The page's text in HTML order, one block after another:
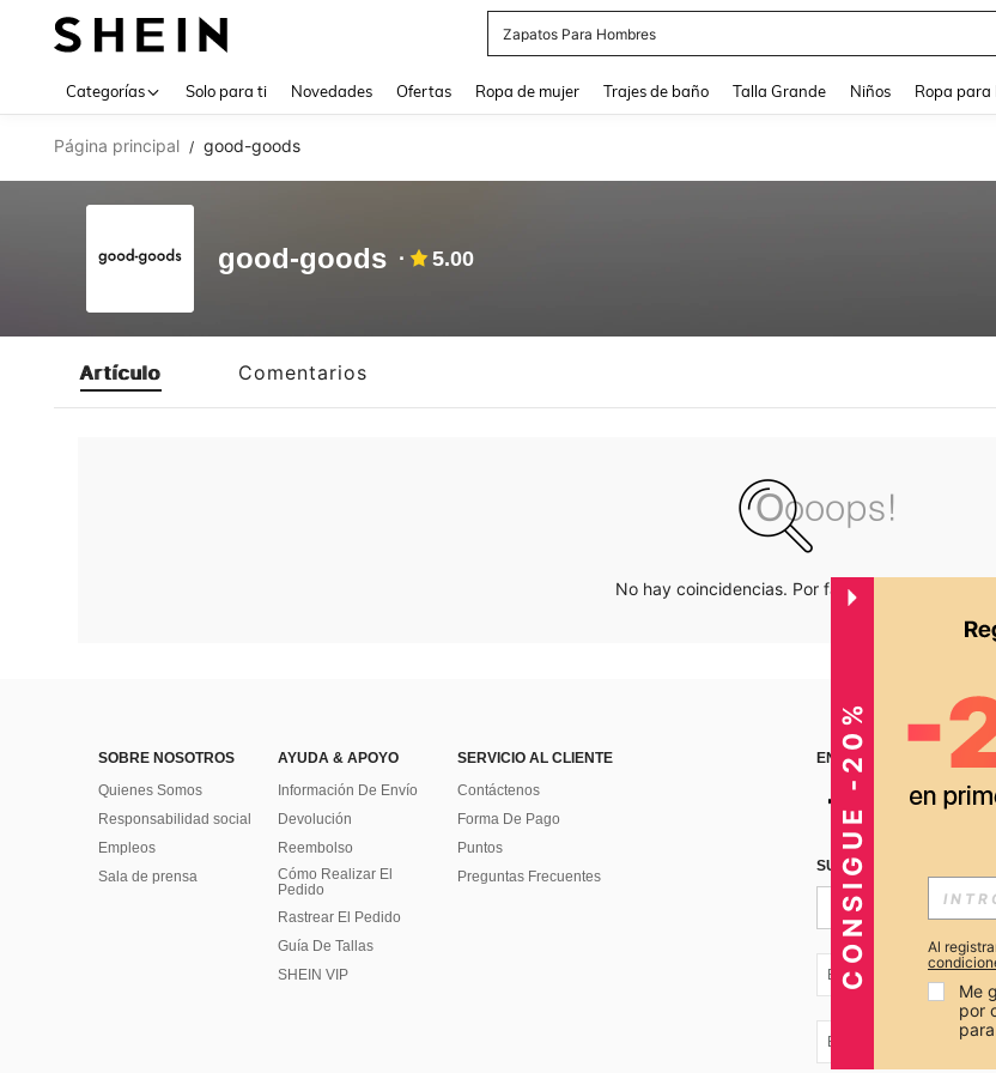
Zapatos Para Hombres
Categorías Solo para ti Novedades Ofertas Ropa de mujer Trajes de baño Talla Grande Niños Ropa para
Página principal / good-goods
good-goods 5.00
Artículo Comentarios
No hay coincidencias. Por favor inténtalo de
SOBRE NOSOTROS
Quienes Somos
Responsabilidad social
Empleos
Sala de prensa
AYUDA & APOYO
Información De Envío
Devolución
Reembolso
Cómo Realizar El
Pedido
Rastrear El Pedido
Guía De Tallas
SHEIN VIP
SERVICIO AL CLIENTE
Contáctenos
Forma De Pago
Puntos
Preguntas Frecuentes
ENCUÉNTRANOS EN
SUSCRÍBETE PARA
EC + 593
EC + 593
CONSIGUE -20% Al
Me
por